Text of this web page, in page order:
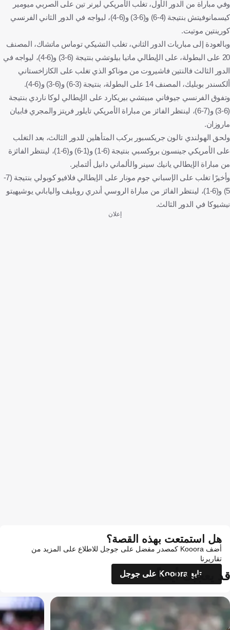
وفي مباراة من الدور الأول، تغلب الأمريكي ليرنر تين على الصربي ميومير
كيسمانوفيتش بنتيجة (4-6) و(6-3) و(6-4)، ليواجه في الدور الثاني الفرنسي
كورينتين موتيت.
وبالعودة إلى مباريات الدور الثاني، تغلب التشيكي توماس ماتشاك، المصنف
20 على البطولة، على الإيطالي ماتيا بيلوتشي بنتيجة (6-3) و(6-4)، ليواجه في
الدور الثالث فالنتين فاشيروت من موناكو الذي تغلب على الكازاخستاني
ألكسندر بوبليك، المصنف 14 على البطولة، بنتيجة (3-6) و(6-3) و(6-4).
وتفوق الفرنسي جيوفاني مبيتشي بيريكارد على الإيطالي لوكا ناردي بنتيجة
(6-3) و(7-6)، لينتظر الفائز من مباراة الأمريكي تايلور فريتز والمجري فابيان
ماروزان.
ولحق الهولندي تالون جريكسبور بركب المتأهلين للدور الثالث، بعد التغلب
على الأمريكي جينسون بروكسبي بنتيجة (6-1) و(1-6) و(6-1)، لينتظر الفائزة
من مباراة الإيطالي يانيك سينر والألماني دانيل ألتماير.
وأخيرًا تغلب على الإسباني جوم مونار على الإيطالي فلافيو كوبولي بنتيجة (7-
5) و(6-1)، لينتظر الفائز من مباراة الروسي أندري روبليف والياباني يوشيهيتو
نيشيوكا في الدور الثالث.
إعلان
هل استمتعت بهذه القصة؟
أضف Kooora كمصدر مفضل على جوجل للاطلاع على المزيد من
تقاريرنا
تابع Kooora على جوجل
قد يعجبك أيضاً